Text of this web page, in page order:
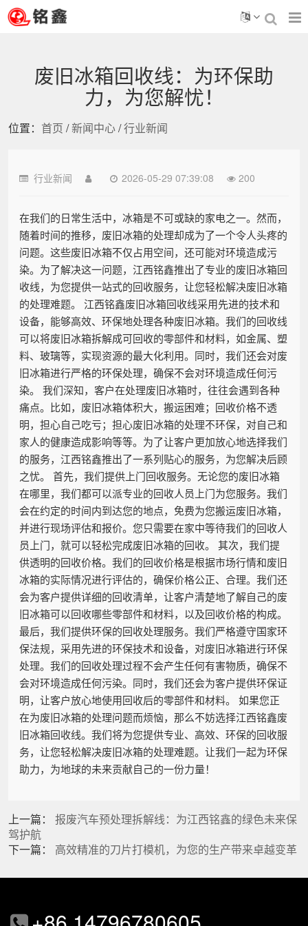
废旧冰箱回收线：为环保助
力，为您解忧！
位置： 首页 /新闻中心/行业新闻
行业新闻 2026-05-29 07:39:08 200
在我们的日常生活中，冰箱是不可或缺的家电之一。然而，
随着时间的推移，废旧冰箱的处理却成为了一个令人头疼的
问题。这些废旧冰箱不仅占用空间，还可能对环境造成污
染。为了解决这一问题，江西铭鑫推出了专业的废旧冰箱回
收线，为您提供一站式的回收服务，让您轻松解决废旧冰箱
的处理难题。 江西铭鑫废旧冰箱回收线采用先进的技术和
设备，能够高效、环保地处理各种废旧冰箱。我们的回收线
可以将废旧冰箱拆解成可回收的零部件和材料，如金属、塑
料、玻璃等，实现资源的最大化利用。同时，我们还会对废
旧冰箱进行严格的环保处理，确保不会对环境造成任何污
染。 我们深知，客户在处理废旧冰箱时，往往会遇到各种
痛点。比如，废旧冰箱体积大，搬运困难；回收价格不透
明，担心自己吃亏；担心废旧冰箱的处理不环保，对自己和
家人的健康造成影响等等。为了让客户更加放心地选择我们
的服务，江西铭鑫推出了一系列贴心的服务，为您解决后顾
之忧。 首先，我们提供上门回收服务。无论您的废旧冰箱
在哪里，我们都可以派专业的回收人员上门为您服务。我们
会在约定的时间内到达您的地点，免费为您搬运废旧冰箱，
并进行现场评估和报价。您只需要在家中等待我们的回收人
员上门，就可以轻松完成废旧冰箱的回收。 其次，我们提
供透明的回收价格。我们的回收价格是根据市场行情和废旧
冰箱的实际情况进行评估的，确保价格公正、合理。我们还
会为客户提供详细的回收清单，让客户清楚地了解自己的废
旧冰箱可以回收哪些零部件和材料，以及回收价格的构成。
最后，我们提供环保的回收处理服务。我们严格遵守国家环
保法规，采用先进的环保技术和设备，对废旧冰箱进行环保
处理。我们的回收处理过程不会产生任何有害物质，确保不
会对环境造成任何污染。同时，我们还会为客户提供环保证
明，让客户放心地使用回收后的零部件和材料。 如果您正
在为废旧冰箱的处理问题而烦恼，那么不妨选择江西铭鑫废
旧冰箱回收线。我们将为您提供专业、高效、环保的回收服
务，让您轻松解决废旧冰箱的处理难题。让我们一起为环保
助力，为地球的未来贡献自己的一份力量！
上一篇： 报废汽车预处理拆解线：为江西铭鑫的绿色未来保
驾护航
下一篇： 高效精准的刀片打模机，为您的生产带来卓越变革